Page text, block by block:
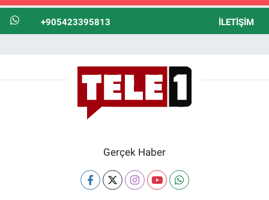
+905423395813 İLETIŞIM
Gerçek Haber